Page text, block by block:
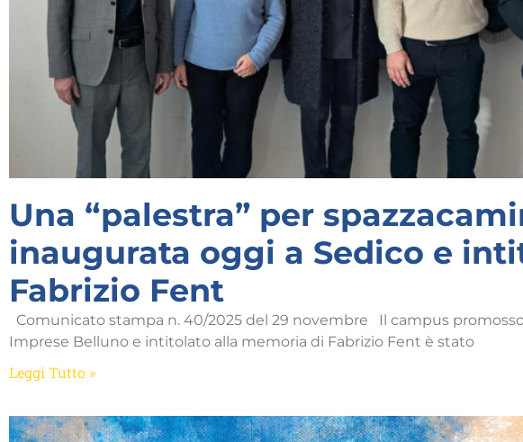
Una “palestra” per
inaugurata oggi a Sedico e
Fabrizio Fent
Comunicato stampa n. 40/2025 del 29 novembre Il campus
Imprese Belluno e intitolato alla memoria di Fabrizio Fent è stato
Leggi Tutto »